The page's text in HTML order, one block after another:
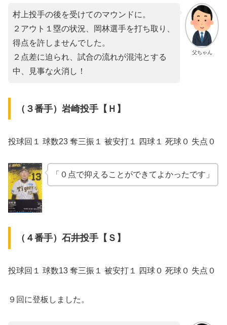
父ちゃん
村上投手の後を受けてのマウンドに。
２アウト１塁の状況、岡林選手を打ち取り、
得点を許しませんでした。
２点差に迫られ、試合の流れが混沌とする
中、見事な火消し！
（３番手）岩崎投手【Ｈ】
投球回１ 球数23 奪三振１ 被安打１ 四球１ 死球０ 失点０
「０点で抑えることができてよかったです」
（４番手）石井投手【Ｓ】
投球回１ 球数13 奪三振１ 被安打１ 四球０ 死球０ 失点０
９回に登板しました。